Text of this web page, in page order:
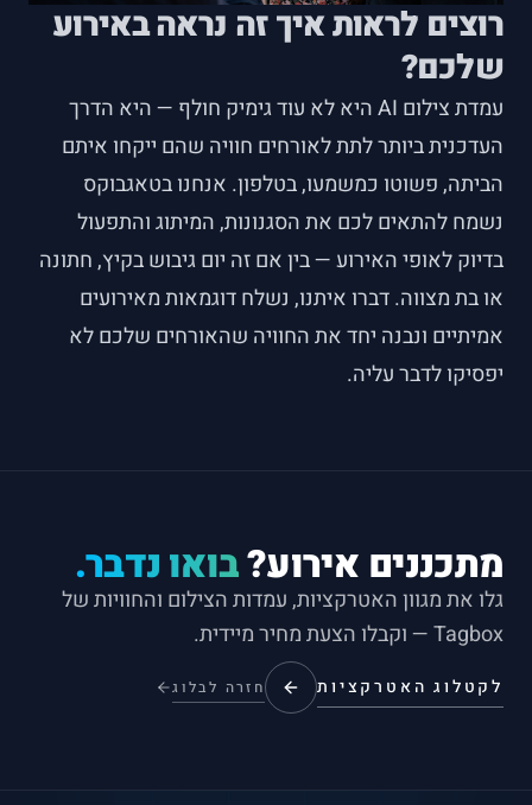
רוצים לראות איך זה נראה באירוע
שלכם?
עמדת צילום AI היא לא עוד גימיק חולף — היא הדרך
העדכנית ביותר לתת לאורחים חוויה שהם ייקחו איתם
הביתה, פשוטו כמשמעו, בטלפון. אנחנו בטאגבוקס
נשמח להתאים לכם את הסגנונות, המיתוג והתפעול
בדיוק לאופי האירוע — בין אם זה יום גיבוש בקיץ, חתונה
או בת מצווה. דברו איתנו, נשלח דוגמאות מאירועים
אמיתיים ונבנה יחד את החוויה שהאורחים שלכם לא
יפסיקו לדבר עליה.
מתכננים אירוע?בואו נדבר.
גלו את מגוון האטרקציות, עמדות הצילום והחוויות של
Tagbox — וקבלו הצעת מחיר מיידית.
לקטלוג האטרקציות חזרה לבלוג